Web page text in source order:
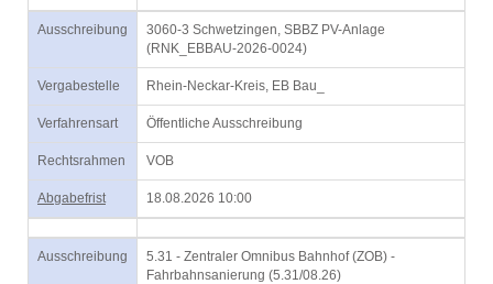
Ausschreibung
3060-3 Schwetzingen, SBBZ PV-Anlage
(RNK_EBBAU-2026-0024)
Vergabestelle Rhein-Neckar-Kreis, EB Bau_
Verfahrensart Öffentliche Ausschreibung
Rechtsrahmen VOB
Abgabefrist 18.08.2026 10:00
Ausschreibung
5.31 - Zentraler Omnibus Bahnhof (ZOB) -
Fahrbahnsanierung (5.31/08.26)